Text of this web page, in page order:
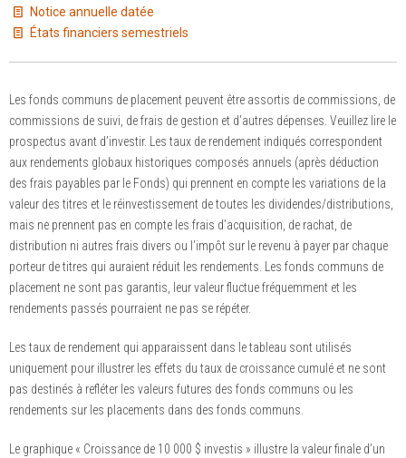
Notice annuelle datée
États financiers semestriels
Les fonds communs de placement peuvent être assortis de commissions, de
commissions de suivi, de frais de gestion et d’autres dépenses. Veuillez lire le
prospectus avant d’investir. Les taux de rendement indiqués correspondent
aux rendements globaux historiques composés annuels (après déduction
des frais payables par le Fonds) qui prennent en compte les variations de la
valeur des titres et le réinvestissement de toutes les dividendes/distributions,
mais ne prennent pas en compte les frais d’acquisition, de rachat, de
distribution ni autres frais divers ou l’impôt sur le revenu à payer par chaque
porteur de titres qui auraient réduit les rendements. Les fonds communs de
placement ne sont pas garantis, leur valeur fluctue fréquemment et les
rendements passés pourraient ne pas se répéter.
Les taux de rendement qui apparaissent dans le tableau sont utilisés
uniquement pour illustrer les effets du taux de croissance cumulé et ne sont
pas destinés à refléter les valeurs futures des fonds communs ou les
rendements sur les placements dans des fonds communs.
Le graphique « Croissance de 10 000 $ investis » illustre la valeur finale d’un